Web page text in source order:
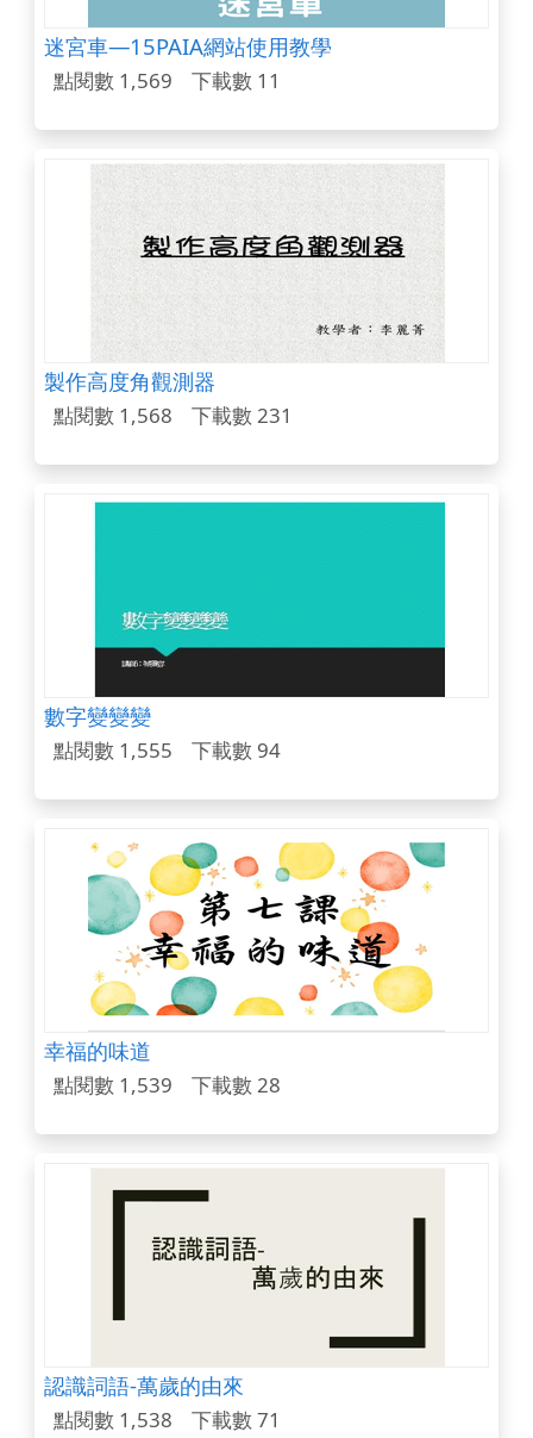
迷宮車—15PAIA網站使用教學
點閱數 1,569 下載數 11
製作高度角觀測器
點閱數 1,568 下載數 231
數字變變變
點閱數 1,555 下載數 94
幸福的味道
點閱數 1,539 下載數 28
認識詞語-萬歲的由來
點閱數 1,538 下載數 71